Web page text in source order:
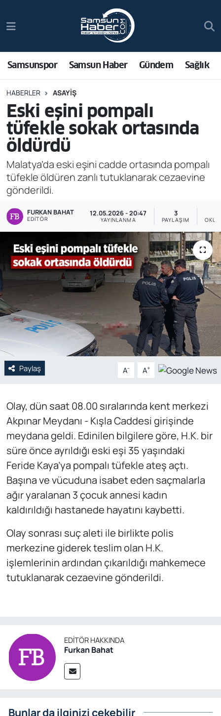
Samsunspor Samsun Haber Gündem Sağlık
HABERLER ASAYIŞ
Eski eşini pompalı
tüfekle sokak ortasında
öldürdü
Malatya’da eski eşini cadde ortasında pompalı
tüfekle öldüren zanlı tutuklanarak cezaevine
gönderildi.
FURKAN BAHAT
EDITÖR
12.05.2026 - 20:47
YAYINLANMA
3
PAYLAŞIM
Paylaş A- A+
Olay, dün saat 08.00 sıralarında kent merkezi
Akpınar Meydanı - Kışla Caddesi girişinde
meydana geldi. Edinilen bilgilere göre, H.K. bir
süre önce ayrıldığı eski eşi 35 yaşındaki
Feride Kaya’ya pompalı tüfekle ateş açtı.
Başına ve vücuduna isabet eden saçmalarla
ağır yaralanan 3 çocuk annesi kadın
kaldırıldığı hastanede hayatını kaybetti.
Olay sonrası suç aleti ile birlikte polis
merkezine giderek teslim olan H.K.
işlemlerinin ardından çıkarıldığı mahkemece
tutuklanarak cezaevine gönderildi.
EDITÖR HAKKINDA
Furkan Bahat
Bunlar da ilginizi çekebilir
Samsun Haber
Sağlık
Asayiş
Bilim ve Teknoloji
Bölge
Dünya
Ekonomi
Gündem
Özel Haber
POLİTİKA
Siyaset
Spor
Yerel
Trafik Durumu
Süper Lig Puan Durumu ve Fikstür
Tüm Manşetler
Son Dakika Haberleri
Haber Arşivi